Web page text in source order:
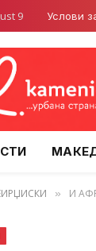
9 Услови
» И